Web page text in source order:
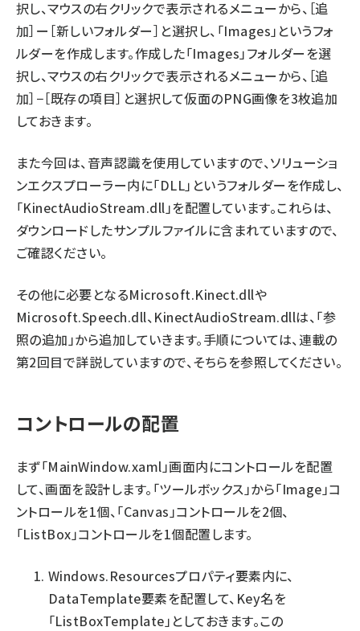
択し、マウスの右クリックで表示されるメニューから、［追
加］ー［新しいフォルダー］と選択し、「Images」というフォ
ルダーを作成します。作成した「Images」フォルダーを選
択し、マウスの右クリックで表示されるメニューから、［追
加］−［既存の項目］と選択して仮面のPNG画像を3枚追加
しておきます。
また今回は、音声認識を使用していますので、ソリューショ
ンエクスプローラー内に「DLL」というフォルダーを作成し、
「KinectAudioStream.dll」を配置しています。これらは、
ダウンロードしたサンプルファイルに含まれていますので、
ご確認ください。
その他に必要となるMicrosoft.Kinect.dllや
Microsoft.Speech.dll、KinectAudioStream.dllは、「参
照の追加」から追加していきます。手順については、連載の
第2回目で詳説していますので、そちらを参照してください。
コントロールの配置
まず「MainWindow.xaml」画面内にコントロールを配置
して、画面を設計します。「ツールボックス」から「Image」コ
ントロールを1個、「Canvas」コントロールを2個、
「ListBox」コントロールを1個配置します。
Windows.Resourcesプロパティ要素内に、
DataTemplate要素を配置して、Key名を
「ListBoxTemplate」としておきます。この